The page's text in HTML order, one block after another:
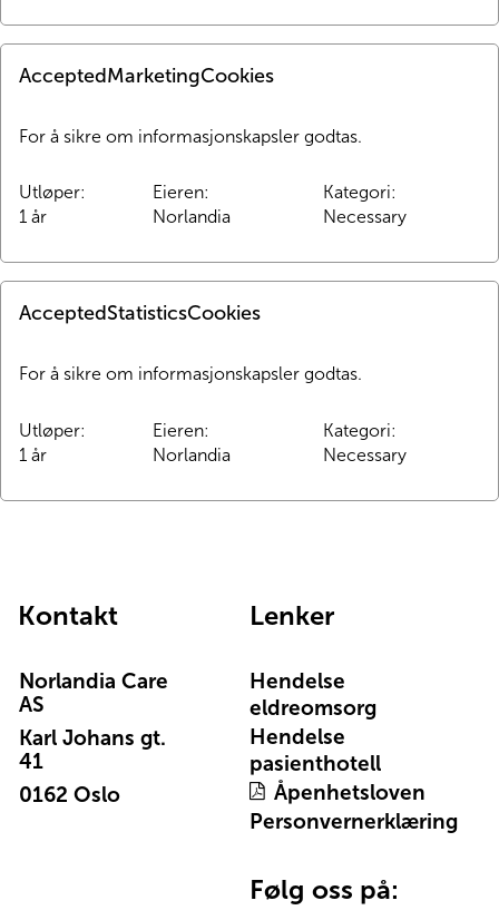
AcceptedMarketingCookies
For å sikre om informasjonskapsler godtas.
Utløper:
1 år
Eieren:
Norlandia
Kategori:
Necessary
AcceptedStatisticsCookies
For å sikre om informasjonskapsler godtas.
Utløper:
1 år
Eieren:
Norlandia
Kategori:
Necessary
Kontakt
Norlandia Care
AS
Karl Johans gt.
41
0162 Oslo
Lenker
Hendelse
eldreomsorg
Hendelse
pasienthotell
Åpenhetsloven
Personvernerklæring
Følg oss på: